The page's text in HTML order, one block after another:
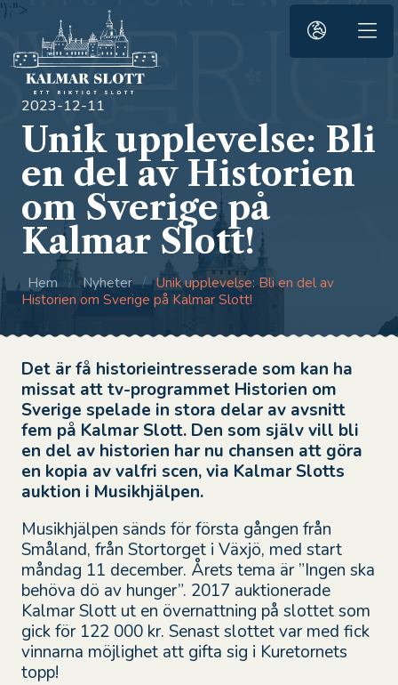
');">
2023-12-11
Unik upplevelse: Bli
en del av Historien
om Sverige på
Kalmar Slott!
Hem / Nyheter / Unik upplevelse: Bli en del av
Historien om Sverige på Kalmar Slott!
Det är få historieintresserade som kan ha
missat att tv-programmet Historien om
Sverige spelade in stora delar av avsnitt
fem på Kalmar Slott. Den som själv vill bli
en del av historien har nu chansen att göra
en kopia av valfri scen, via Kalmar Slotts
auktion i Musikhjälpen.
Musikhjälpen sänds för första gången från
Småland, från Stortorget i Växjö, med start
måndag 11 december. Årets tema är ”Ingen ska
behöva dö av hunger”. 2017 auktionerade
Kalmar Slott ut en övernattning på slottet som
gick för 122 000 kr. Senast slottet var med fick
vinnarna möjlighet att gifta sig i Kuretornets
topp!